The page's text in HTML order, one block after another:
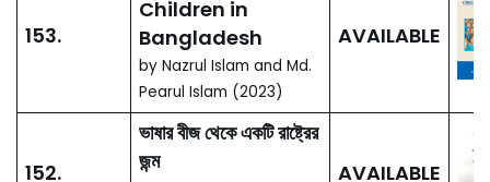
Bibliography on
Children in
Bangladesh
by Nazrul Islam and Md.
Pearul Islam (2023)